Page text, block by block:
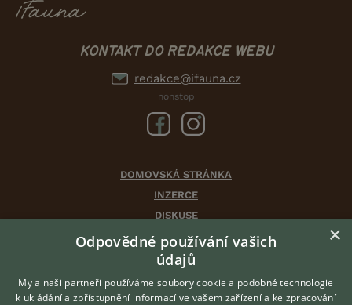
KONTAKT DO REDAKCE WEBU
redakce@ifauna.cz
nonstop
DOMOVSKÁ STRÁNKA
INZERCE
DISKUSE
ČLÁNKY
CHOVATELSKÉ STANICE
VÝBĚR VHODNÉHO PLEMENE
×
Odpovědné používání vašich
údajů
My a naši partneři používáme soubory cookie a podobné technologie
k ukládání a zpřístupnění informací ve vašem zařízení a ke zpracování